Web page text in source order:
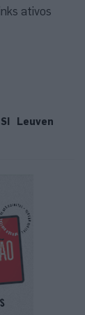
ativos
Leuven